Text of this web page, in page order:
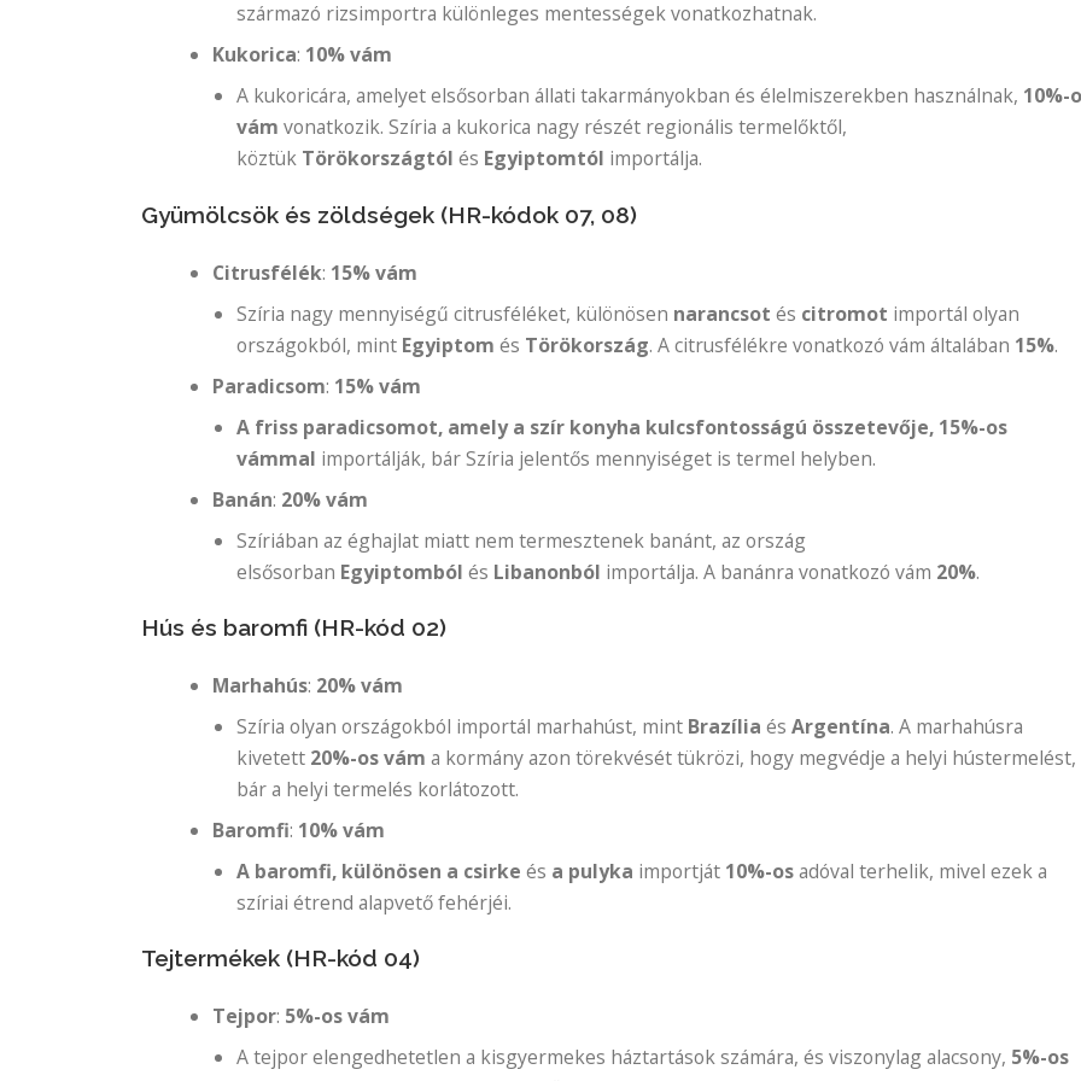
származó rizsimportra különleges mentességek vonatkozhatnak.
Kukorica: 10% vám
A kukoricára, amelyet elsősorban állati takarmányokban és élelmiszerekben használnak, 10%-
vám vonatkozik. Szíria a kukorica nagy részét regionális termelőktől,
köztük Törökországtól és Egyiptomtól importálja.
Gyümölcsök és zöldségek (HR-kódok 07, 08)
Citrusfélék: 15% vám
Szíria nagy mennyiségű citrusféléket, különösen narancsot és citromot importál olyan
országokból, mint Egyiptom és Törökország. A citrusfélékre vonatkozó vám általában 15%.
Paradicsom: 15% vám
A friss paradicsomot, amely a szír konyha kulcsfontosságú összetevője, 15%-os
vámmal importálják, bár Szíria jelentős mennyiséget is termel helyben.
Banán: 20% vám
Szíriában az éghajlat miatt nem termesztenek banánt, az ország
elsősorban Egyiptomból és Libanonból importálja. A banánra vonatkozó vám 20%.
Hús és baromfi (HR-kód 02)
Marhahús: 20% vám
Szíria olyan országokból importál marhahúst, mint Brazília ésArgentína. A marhahúsra
kivetett 20%-os vám a kormány azon törekvését tükrözi, hogy megvédje a helyi hústermelést,
bár a helyi termelés korlátozott.
Baromfi: 10% vám
A baromfi, különösen a csirke és a pulyka importját 10%-osadóval terhelik, mivel ezek a
szíriai étrend alapvető fehérjéi.
Tejtermékek (HR-kód 04)
Tejpor: 5%-os vám
A tejpor elengedhetetlen a kisgyermekes háztartások számára, és viszonylag alacsony, 5%-os